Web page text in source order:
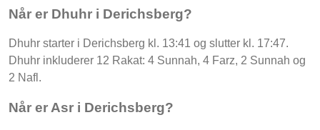
Når er Dhuhr i Derichsberg?
Dhuhr starter i Derichsberg kl. 13:41 og slutter kl. 17:47.
Dhuhr inkluderer 12 Rakat: 4 Sunnah, 4 Farz, 2 Sunnah og
2 Nafl.
Når er Asr i Derichsberg?